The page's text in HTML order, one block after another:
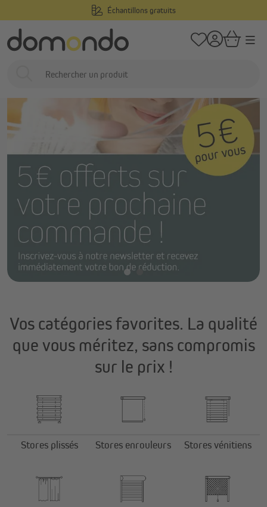
Échantillons gratuits
Vos catégories favorites. La qualité
que vous méritez, sans compromis
sur le prix !
Stores plissés Stores enrouleurs Stores vénitiens